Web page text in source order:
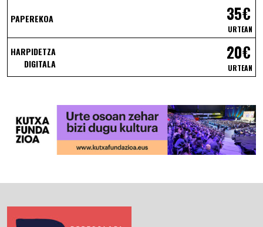
PAPEREKOA 35€
URTEAN
HARPIDETZA
DIGITALA
20€
URTEAN